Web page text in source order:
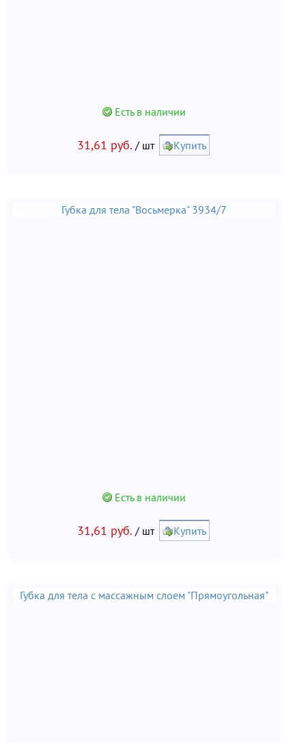
Есть в наличии
31,61 руб. / шт Купить
Губка для тела "Восьмерка" 3934/7
Есть в наличии
31,61 руб. / шт Купить
Губка для тела с массажным слоем "Прямоугольная"